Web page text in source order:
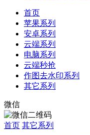
首页
苹果系列
安卓系列
云端系列
电脑系列
云端秒抢
作图去水印系列
其它系列
微信
首页 其它系列